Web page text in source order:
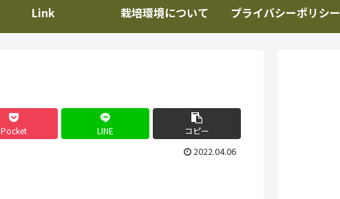
Link 栽培環境について プライバシーポリシー
Pocket LINE コピー
2022.04.06